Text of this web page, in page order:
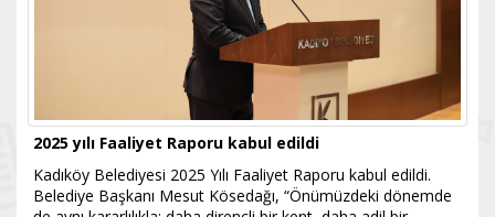
2025 yılı Faaliyet Raporu kabul edildi
Kadıköy Belediyesi 2025 Yılı Faaliyet Raporu kabul edildi.
Belediye Başkanı Mesut Kösedağı, “Önümüzdeki dönemde